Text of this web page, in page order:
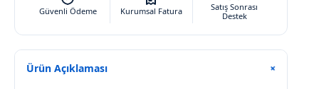
Güvenli Ödeme Kurumsal Fatura
Satış Sonrası
Destek
Ürün Açıklaması +